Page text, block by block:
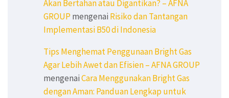
Akan Bertahan atau Digantikan? – AFNA
GROUPmengenai Risiko dan Tantangan
Implementasi B50 di Indonesia
Tips Menghemat Penggunaan Bright Gas
Agar Lebih Awet dan Efisien – AFNA GROUP
mengenaiCara Menggunakan Bright Gas
dengan Aman: Panduan Lengkap untuk